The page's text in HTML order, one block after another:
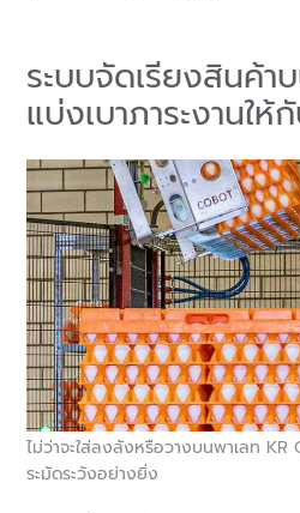
ระบบจัดเรียงสินค้า
แบ่งเบาภาระงานใ
ไม่ว่าจะใส่ลงลังหรือวางบนพาเลท KR
ระมัดระวังอย่างยิ่ง